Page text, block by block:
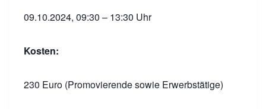
09.10.2024, 09:30 – 13:30 Uhr
Kosten:
230 Euro (Promovierende sowie Erwerbstätige)